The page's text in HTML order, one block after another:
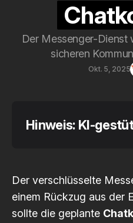
Der Messenger-Dienst
sicheren
Okt. 5, 2025
Hinweis: KI-
Der verschlüsselte
einem Rückzug aus der
sollte die geplante